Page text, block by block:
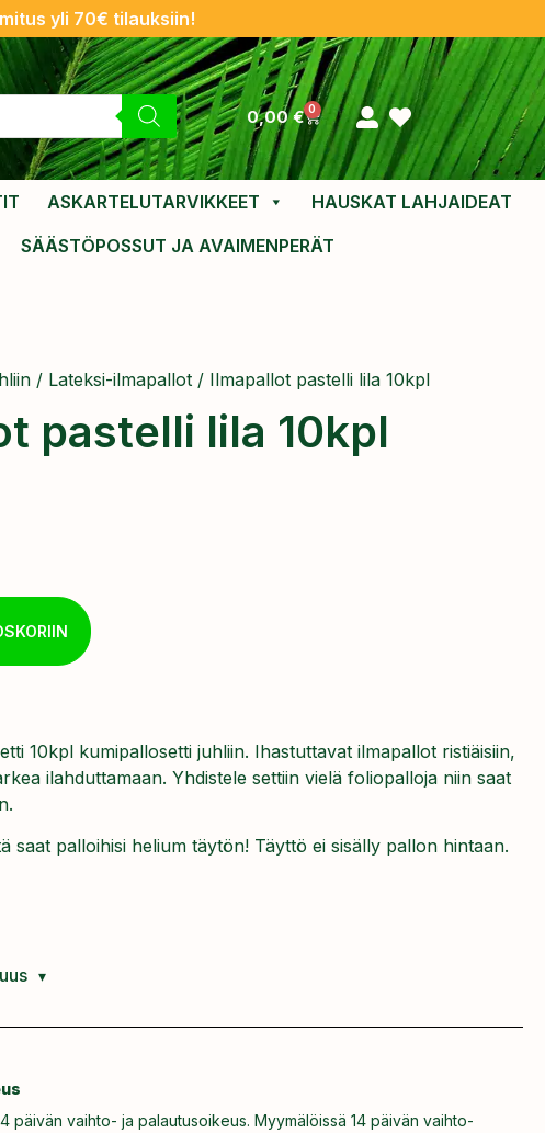
yli 70€ tilauksiin!
0,00€ 0
ASKARTELUTARVIKKEET
HAUSKAT LAHJAIDEAT
SÄÄSTÖPOSSUT JA AVAIMENPERÄT
/ Lateksi-ilmapallot / Ilmapallot pastelli lila 10kpl
pastelli lila 10kpl
10kpl kumipallosetti juhliin. Ihastuttavat ilmapallot ristiäisiin,
ilahduttamaan. Yhdistele settiin vielä foliopalloja niin saat
saat palloihisi helium täytön! Täyttö ei sisälly pallon hintaan.
päivän vaihto- ja palautusoikeus. Myymälöissä 14 päivän vaihto-